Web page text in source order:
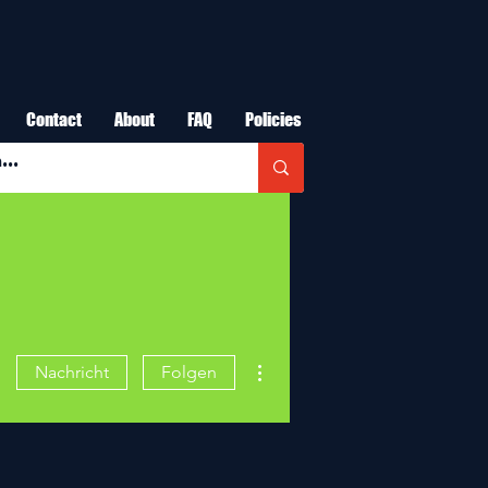
Contact About FAQ Policies
Nachricht Folgen